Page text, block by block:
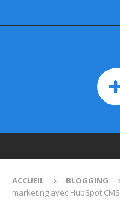
ACCUEIL BLOGGING
marketing avec HubSpot CMS